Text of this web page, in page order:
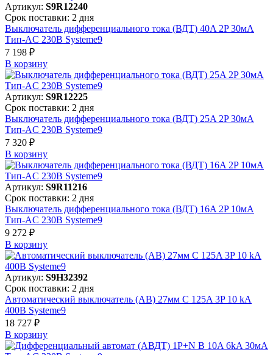
Артикул: S9R12240
Срок поставки: 2 дня
Выключатель дифференциального тока (ВДТ) 40A 2P 30мА
Тип-AC 230В Systeme9
7 198 ₽
В корзинy
Артикул: S9R12225
Срок поставки: 2 дня
Выключатель дифференциального тока (ВДТ) 25A 2P 30мА
Тип-AC 230В Systeme9
7 320 ₽
В корзинy
Артикул: S9R11216
Срок поставки: 2 дня
Выключатель дифференциального тока (ВДТ) 16A 2P 10мА
Тип-AC 230В Systeme9
9 272 ₽
В корзинy
Артикул: S9H32392
Срок поставки: 2 дня
Автоматический выключатель (АВ) 27мм C 125A 3P 10 kA
400В Systeme9
18 727 ₽
В корзинy